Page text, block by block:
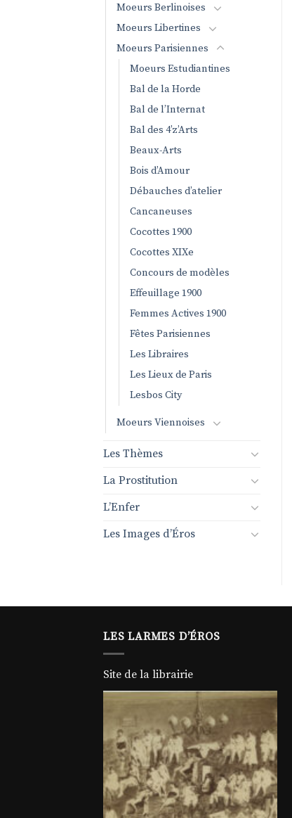
Moeurs Berlinoises
Moeurs Libertines
Moeurs Parisiennes
Moeurs Estudiantines
Bal de la Horde
Bal de l’Internat
Bal des 4’z’Arts
Beaux-Arts
Bois d’Amour
Débauches d’atelier
Cancaneuses
Cocottes 1900
Cocottes XIXe
Concours de modèles
Effeuillage 1900
Femmes Actives 1900
Fêtes Parisiennes
Les Libraires
Les Lieux de Paris
Lesbos City
Moeurs Viennoises
Les Thèmes
La Prostitution
L’Enfer
Les Images d’Éros
LES LARMES D’ÉROS
Site de la librairie